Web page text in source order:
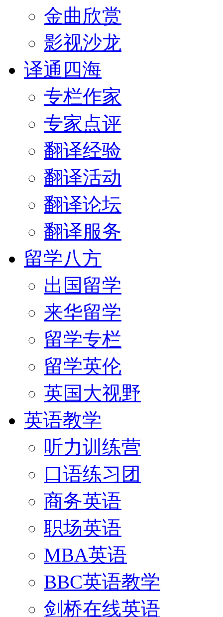
金曲欣赏
影视沙龙
译通四海
专栏作家
专家点评
翻译经验
翻译活动
翻译论坛
翻译服务
留学八方
出国留学
来华留学
留学专栏
留学英伦
英国大视野
英语教学
听力训练营
口语练习团
商务英语
职场英语
MBA英语
BBC英语教学
剑桥在线英语